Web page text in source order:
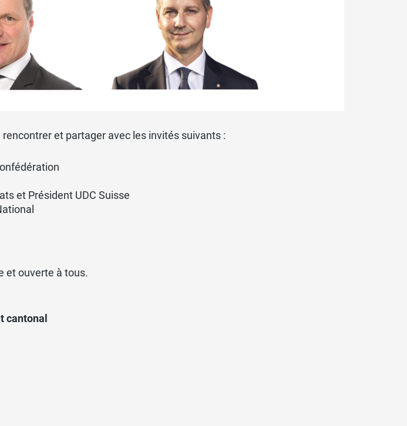
rencontrer et partager avec les invités suivants :
et Président UDC Suisse
et ouverte à tous.
cantonal